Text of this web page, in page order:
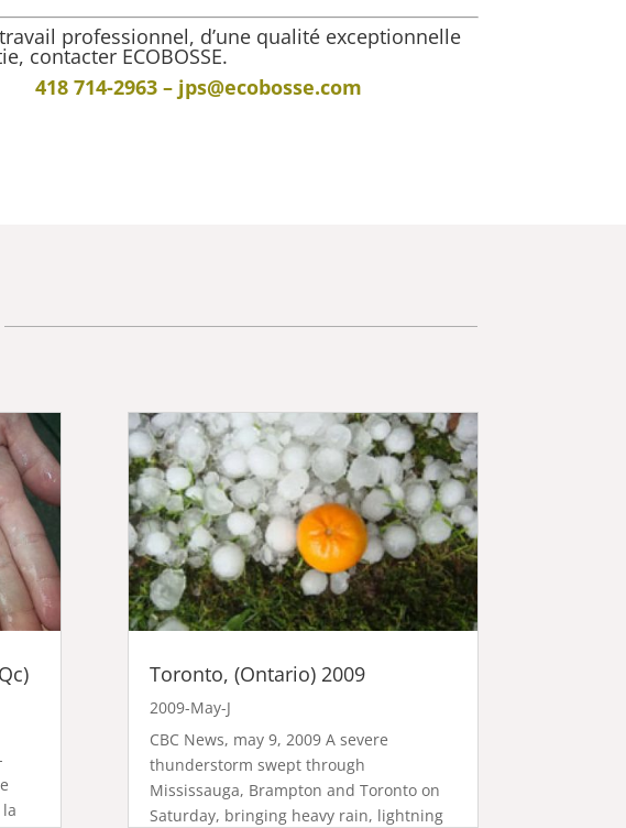
professionnel, d’une qualité exceptionnelle
contacter ECOBOSSE.
418 714-2963 – jps@ecobosse.com
Toronto, (Ontario) 2009
2009-May-J
CBC News, may 9, 2009 A severe
thunderstorm swept through
Mississauga, Brampton and Toronto on
Saturday, bringing heavy rain, lightning